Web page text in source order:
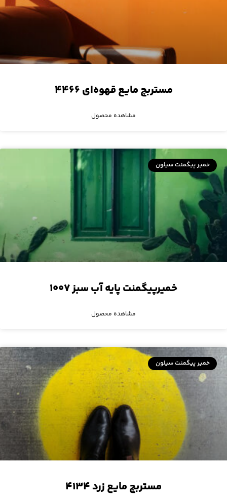
مستربچ مایع قهوه‌ای ۴۴۶۶
مشاهده محصول
خمیر پیگمنت سیلون
خمیرپیگمنت پایه آب سبز ۱۰۰۷
مشاهده محصول
خمیر پیگمنت سیلون
مستربچ مایع زرد ۴۱۳۴